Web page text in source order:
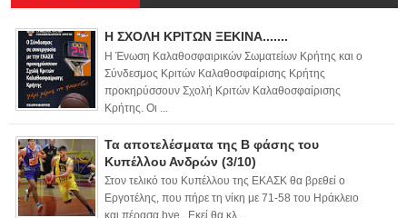
Η ΣΧΟΛΗ ΚΡΙΤΩΝ ΞΕΚΙΝΑ.......
Η Ένωση Καλαθοσφαιρικών Σωματείων Κρήτης και ο
Σύνδεσμος Κριτών Καλαθοσφαίρισης Κρήτης
προκηρύσσουν Σχολή Κριτών Καλαθοσφαίρισης
Κρήτης. Οι ...
Τα αποτελέσματα της Β φάσης του
Κυπέλλου Ανδρών (3/10)
Στον τελικό του Κυπέλλου της ΕΚΑΣΚ θα βρεθεί ο
Εργοτέλης, που πήρε τη νίκη με 71-58 του Ηράκλειο
και πέρασα bye . Εκεί θα κλ...